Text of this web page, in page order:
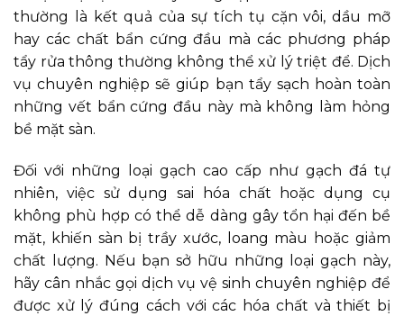
thường là kết quả của sự tích tụ cặn vôi, dầu mỡ
hay các chất bẩn cứng đầu mà các phương pháp
tẩy rửa thông thường không thể xử lý triệt để. Dịch
vụ chuyên nghiệp sẽ giúp bạn tẩy sạch hoàn toàn
những vết bẩn cứng đầu này mà không làm hỏng
bề mặt sàn.
Đối với những loại gạch cao cấp như gạch đá tự
nhiên, việc sử dụng sai hóa chất hoặc dụng cụ
không phù hợp có thể dễ dàng gây tổn hại đến bề
mặt, khiến sàn bị trầy xước, loang màu hoặc giảm
chất lượng. Nếu bạn sở hữu những loại gạch này,
hãy cân nhắc gọi dịch vụ vệ sinh chuyên nghiệp để
được xử lý đúng cách với các hóa chất và thiết bị